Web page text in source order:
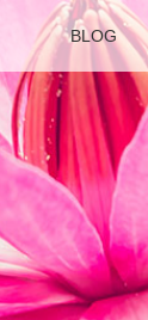
BLOG